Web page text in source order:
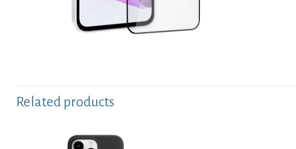
Related products